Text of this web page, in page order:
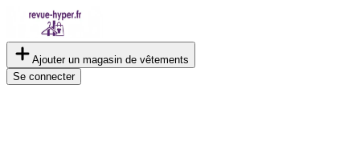
Ajouter un magasin de vêtements
Se connecter